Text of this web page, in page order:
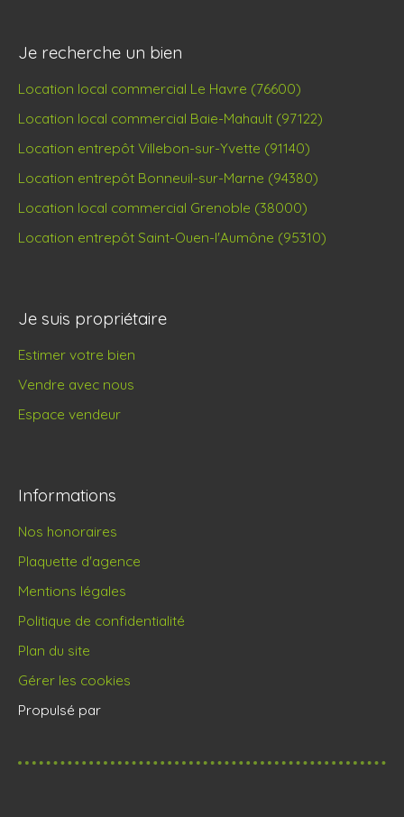
Je recherche un bien
Location local commercial Le Havre (76600)
Location local commercial Baie-Mahault (97122)
Location entrepôt Villebon-sur-Yvette (91140)
Location entrepôt Bonneuil-sur-Marne (94380)
Location local commercial Grenoble (38000)
Location entrepôt Saint-Ouen-l'Aumône (95310)
Je suis propriétaire
Estimer votre bien
Vendre avec nous
Espace vendeur
Informations
Nos honoraires
Plaquette d'agence
Mentions légales
Politique de confidentialité
Plan du site
Gérer les cookies
Propulsé par